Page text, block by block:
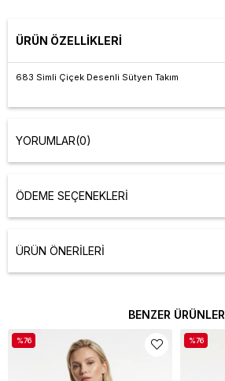
ÜRÜN ÖZELLIKLERI
683 Simli Çiçek Desenli Sütyen Takım
YORUMLAR(0)
ÖDEME SEÇENEKLERI
ÜRÜN ÖNERILERI
BENZER ÜRÜNLER
%76 %76